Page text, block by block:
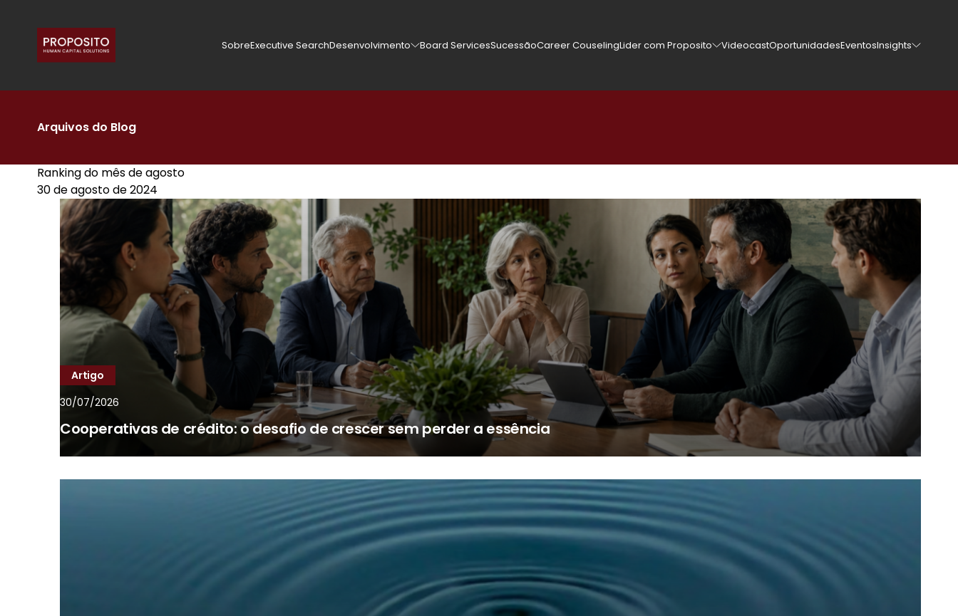
SobreExecutive SearchDesenvolvimento Board ServicesSucessãoCareer CouselingLider com Proposito VideocastOportunidadesEventosInsights
Arquivos do Blog
Ranking do mês de agosto
30 de agosto de 2024
Artigo
30/07/2026
Cooperativas de crédito: o desafio de crescer sem perder a essência